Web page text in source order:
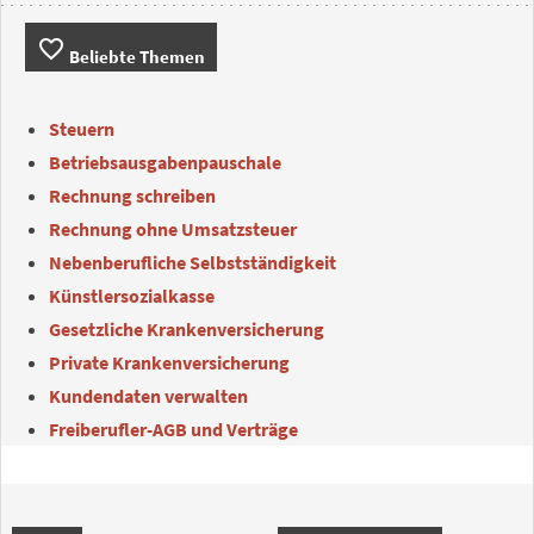
favorite_border Beliebte Themen
Steuern
Betriebsausgabenpauschale
Rechnung schreiben
Rechnung ohne Umsatzsteuer
Nebenberufliche Selbstständigkeit
Künstlersozialkasse
Gesetzliche Krankenversicherung
Private Krankenversicherung
Kundendaten verwalten
Freiberufler-AGB und Verträge